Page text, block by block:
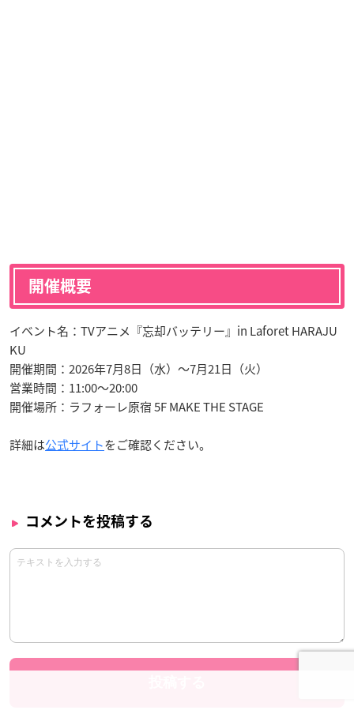
開催概要
イベント名：TVアニメ『忘却バッテリー』in Laforet HARAJU
KU
開催期間：2026年7月8日（水）～7月21日（火）
営業時間：11:00～20:00
開催場所：ラフォーレ原宿 5F MAKE THE STAGE
詳細は公式サイトをご確認ください。
コメントを投稿する